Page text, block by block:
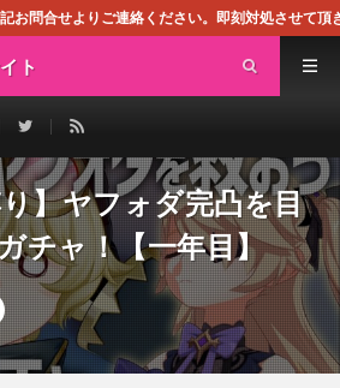
さい。即刻対処させて頂きます。なお、同サイ
ト
】ヤフォダ完凸を目
チャ！【一年目】